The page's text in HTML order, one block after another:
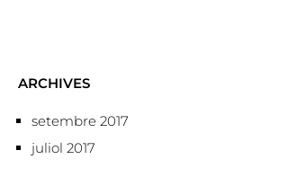
ARCHIVES
setembre 2017
juliol 2017